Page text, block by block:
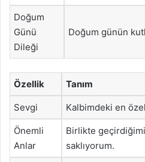
Doğum
Günü
Dileği
Doğum günün
Özellik Tanım
Sevgi Kalbimdeki en
Önemli
Anlar
Birlikte
saklıyorum.